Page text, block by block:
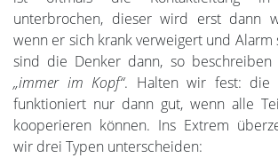
unterbrochen, dieser wird erst dann
wenn er sich krank verweigert und Alarm
sind die Denker dann, so beschreiben
„immer im Kopf“. Halten wir fest: die
funktioniert nur dann gut, wenn alle
kooperieren können. Ins Extrem
wir drei Typen unterscheiden: